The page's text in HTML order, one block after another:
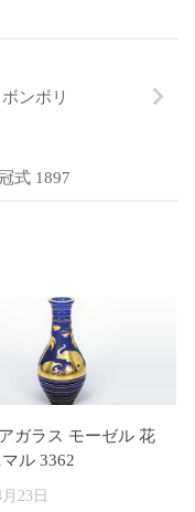
ンボリ
式 1897
ガラス モーゼル 花
ル 3362
23日